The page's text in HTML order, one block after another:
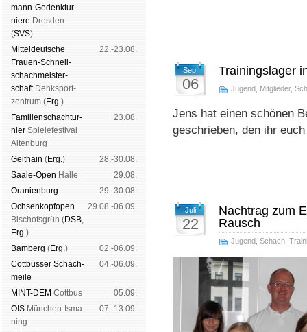
mann-Ge­denk­tur­
niere Dres­den
(SVS)
Mit­tel­deu­tsche
Frauen-Schnell­
schach­meis­ter­
schaftDenk­sport­
zen­trum (Erg.)
22.-23.08.
Familien­schach­tur­
nier Spiele­fes­ti­val
Al­ten­burg
23.08.
Geit­hain (Erg.)
28.-30.08.
Saale-Open Halle
29.08.
Oranien­burg
29.-30.08.
Och­sen­kopf­open
Bischofs­grün (DSB,
Erg.)
29.08.-06.09.
Bam­berg (Erg.)
02.-06.09.
Cott­busser Schach­
meile
04.-06.09.
MINT-DEM Cott­bus
05.09.
OIS Mün­chen-Is­ma­
ning
07.-13.09.
Sep.
06
Trainingslager
Jugend Mitglieder,
Jens hat einen schönen
geschrieben, den ihr
Juli
22
Nachtrag zum
Rausch
Jugend Schach